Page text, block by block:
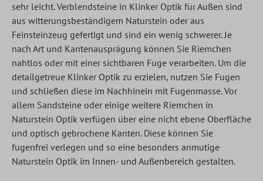
sehr leicht. Verblendsteine in Klinker Optik für Außen sind
aus witterungsbeständigem Naturstein oder aus
Feinsteinzeug gefertigt und sind ein wenig schwerer. Je
nach Art und Kantenausprägung können Sie Riemchen
nahtlos oder mit einer sichtbaren Fuge verarbeiten. Um die
detailgetreue Klinker Optik zu erzielen, nutzen Sie Fugen
und schließen diese im Nachhinein mit Fugenmasse. Vor
allem Sandsteine oder einige weitere Riemchen in
Naturstein Optik verfügen über eine nicht ebene Oberfläche
und optisch gebrochene Kanten. Diese können Sie
fugenfrei verlegen und so eine besonders anmutige
Naturstein Optik im Innen- und Außenbereich gestalten.